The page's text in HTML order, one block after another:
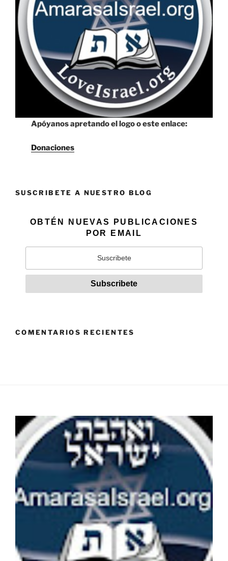
Apóyanos apretando el logo o este enlace:
Donaciones
SUSCRIBETE A NUESTRO BLOG
OBTÉN NUEVAS PUBLICACIONES
POR EMAIL
COMENTARIOS RECIENTES